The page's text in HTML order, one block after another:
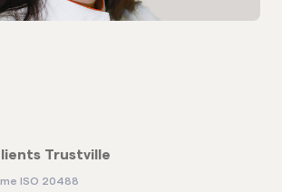
Trustville
ISO 20488